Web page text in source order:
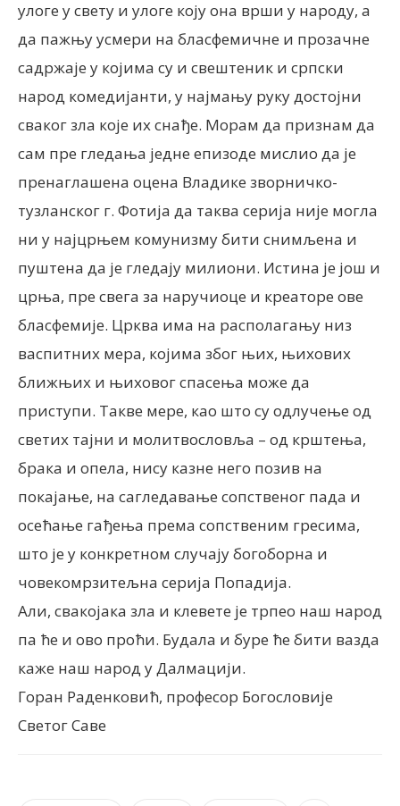
улоге у свету и улоге коју она врши у народу, а
да пажњу усмери на бласфемичне и прозачне
садржаје у којима су и свештеник и српски
народ комедијанти, у најмању руку достојни
сваког зла које их снађе. Морам да признам да
сам пре гледања једне епизоде мислио да је
пренаглашена оцена Владике зворничко-
тузланског г. Фотија да таква серија није могла
ни у најцрњем комунизму бити снимљена и
пуштена да је гледају милиони. Истина је још и
црња, пре свега за наручиоце и креаторе ове
бласфемије. Црква има на располагању низ
васпитних мера, којима због њих, њихових
ближњих и њиховог спасења може да
приступи. Такве мере, као што су одлучење од
светих тајни и молитвословља – од крштења,
брака и опела, нису казне него позив на
покајање, на сагледавање сопственог пада и
осећање гађења према сопственим гресима,
што је у конкретном случају богоборна и
човекомрзитељна серија Попадија.
Али, свакојака зла и клевете је трпео наш народ
па ће и ово проћи. Будала и буре ће бити вазда
каже наш народ у Далмацији.
Горан Раденковић, професор Богословије
Светог Саве